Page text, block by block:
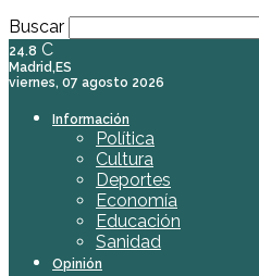
Buscar
24.8 C
Madrid,ES
viernes, 07 agosto 2026
Información
Política
Cultura
Deportes
Economía
Educación
Sanidad
Opinión